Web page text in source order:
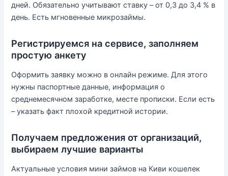
дней. Обязательно учитывают ставку – от 0,3 до 3,4 % в
день. Есть мгновенные микрозаймы.
Регистрируемся на сервисе, заполняем
простую анкету
Оформить заявку можно в онлайн режиме. Для этого
нужны паспортные данные, информация о
среднемесячном заработке, месте прописки. Если есть
– указать факт плохой кредитной истории.
Получаем предложения от организаций,
выбираем лучшие варианты
Актуальные условия мини займов на Киви кошелек